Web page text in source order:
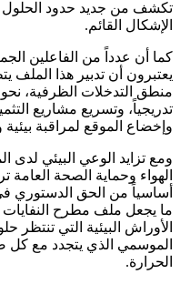
تكشف من جديد حدود الحلول
الإشكال القائم.
كما أن عدداً من الفاعلين
يعتبرون أن تدبير هذا الملف
منطق التدخلات الظرفية، نحو
تدريجياً، وتسريع مشاريع
وإخضاع الموقع لمراقبة
ومع تزايد الوعي البيئي
الهواء وحماية الصحة العامة
أساسياً من الحق الدستوري
ما يجعل ملف مطرح
الأوراش البيئية التي تنتظر
الموسمي الذي يتجدد مع
الحرارة.